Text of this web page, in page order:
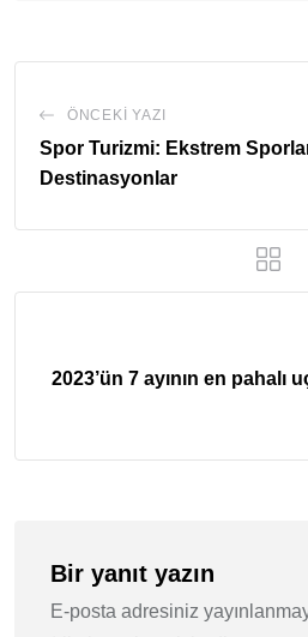
ÖNCEKI YAZI
Spor Turizmi: Ekstrem
Destinasyonlar
2023’ün 7 ayının en pahalı
Bir yanıt yazın
E-posta adresiniz